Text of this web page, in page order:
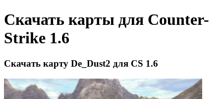
Скачать карты для Counter-
Strike 1.6
Скачать карту De_Dust2 для CS 1.6